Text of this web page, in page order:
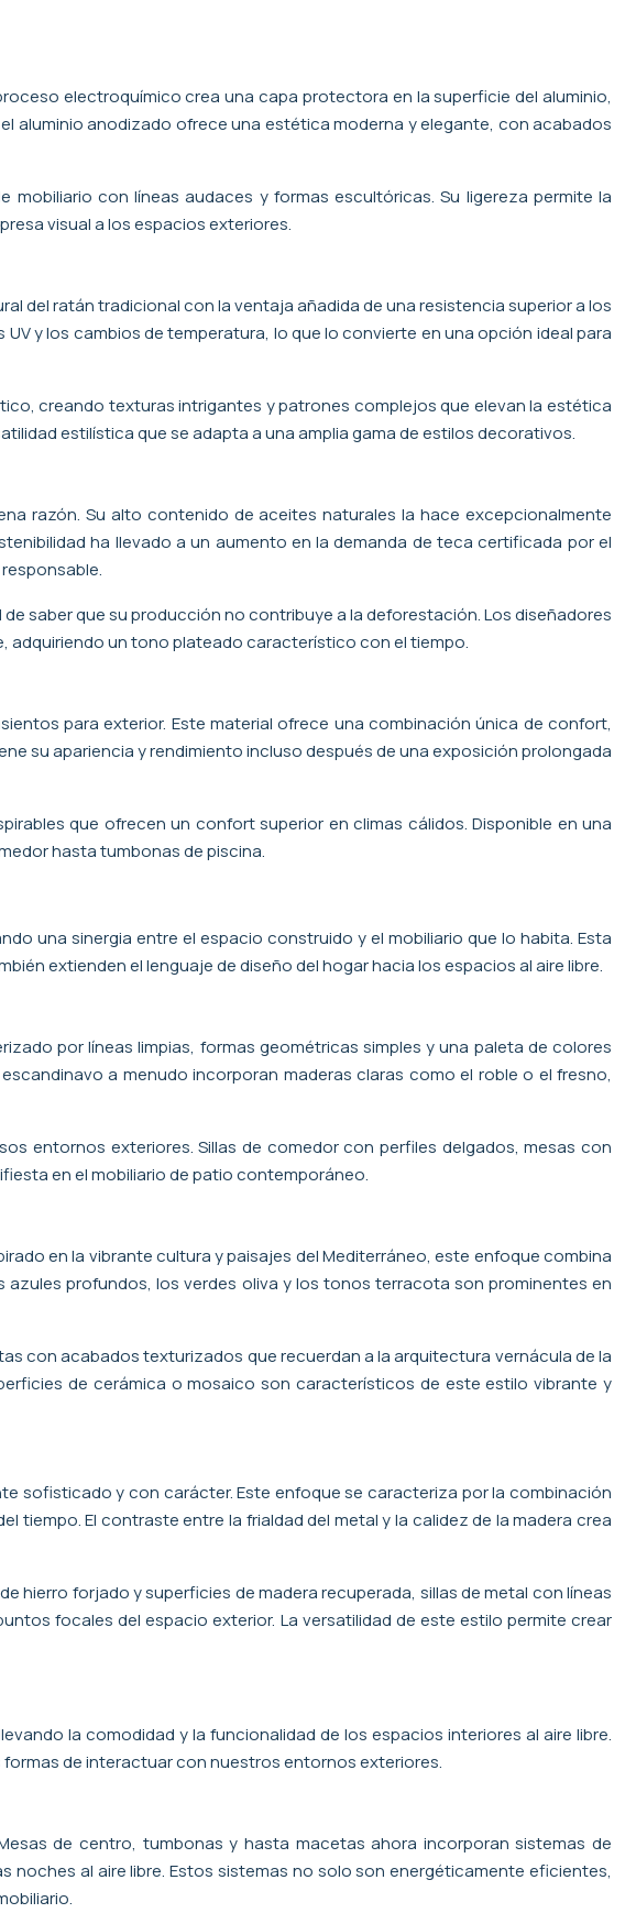
electroquímico crea una capa protectora en la superficie del aluminio,
aluminio anodizado ofrece una estética moderna y elegante, con acabados
con líneas audaces y formas escultóricas. Su ligereza permite la
visual a los espacios exteriores.
del ratán tradicional con la ventaja añadida de una resistencia superior a los
y los cambios de temperatura, lo que lo convierte en una opción ideal para
creando texturas intrigantes y patrones complejos que elevan la estética
estilística que se adapta a una amplia gama de estilos decorativos.
razón. Su alto contenido de aceites naturales la hace excepcionalmente
ha llevado a un aumento en la demanda de teca certificada por el
saber que su producción no contribuye a la deforestación. Los diseñadores
adquiriendo un tono plateado característico con el tiempo.
para exterior. Este material ofrece una combinación única de confort,
su apariencia y rendimiento incluso después de una exposición prolongada
que ofrecen un confort superior en climas cálidos. Disponible en una
hasta tumbonas de piscina.
una sinergia entre el espacio construido y el mobiliario que lo habita. Esta
extienden el lenguaje de diseño del hogar hacia los espacios al aire libre.
por líneas limpias, formas geométricas simples y una paleta de colores
a menudo incorporan maderas claras como el roble o el fresno,
entornos exteriores. Sillas de comedor con perfiles delgados, mesas con
en el mobiliario de patio contemporáneo.
en la vibrante cultura y paisajes del Mediterráneo, este enfoque combina
profundos, los verdes oliva y los tonos terracota son prominentes en
con acabados texturizados que recuerdan a la arquitectura vernácula de la
de cerámica o mosaico son característicos de este estilo vibrante y
sofisticado y con carácter. Este enfoque se caracteriza por la combinación
tiempo. El contraste entre la frialdad del metal y la calidez de la madera crea
hierro forjado y superficies de madera recuperada, sillas de metal con líneas
focales del espacio exterior. La versatilidad de este estilo permite crear
la comodidad y la funcionalidad de los espacios interiores al aire libre.
de interactuar con nuestros entornos exteriores.
de centro, tumbonas y hasta macetas ahora incorporan sistemas de
noches al aire libre. Estos sistemas no solo son energéticamente eficientes,